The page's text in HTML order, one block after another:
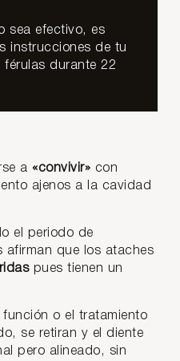
sea efectivo, es
instrucciones de tu
férulas durante 22
a «convivir» con
ajenos a la cavidad
el periodo de
afirman que los ataches
pues tienen un
o el tratamiento
se retiran y el diente
pero alineado, sin